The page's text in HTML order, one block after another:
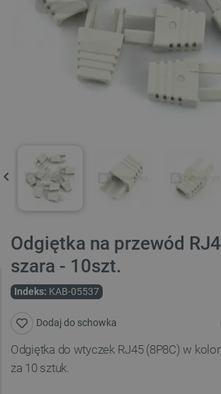
Odgiętka na przewód
szara - 10szt.
Indeks: KAB-05537
Dodaj do schowka
Odgiętka do wtyczek RJ45 (8P8C) w
za 10 sztuk.